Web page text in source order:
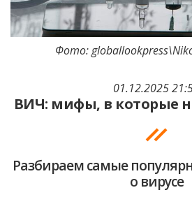
01.12.2025
ВИЧ: мифы, в которые
Разбираем самые
о вирусе
Фото: